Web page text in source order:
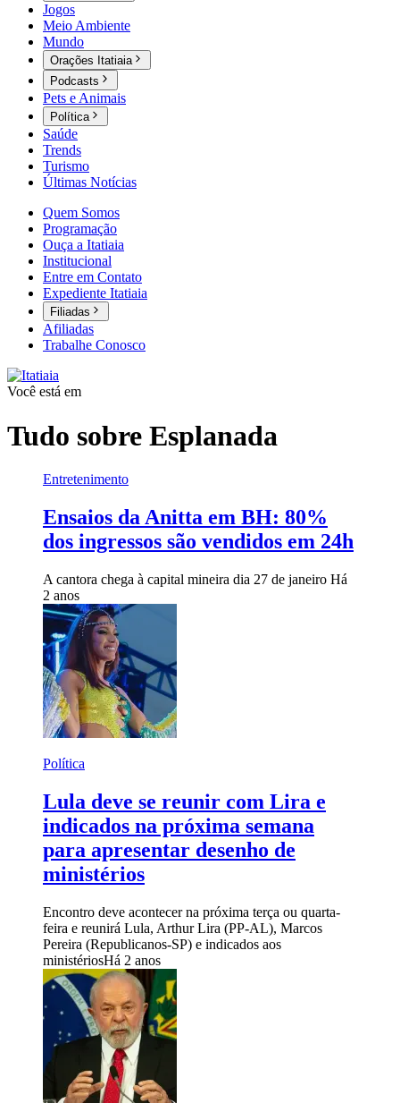
Jogos
Meio Ambiente
Mundo
Orações Itatiaia
Podcasts
Pets e Animais
Política
Saúde
Trends
Turismo
Últimas Notícias
Quem Somos
Programação
Ouça a Itatiaia
Institucional
Entre em Contato
Expediente Itatiaia
Filiadas
Afiliadas
Trabalhe Conosco
Você está em
Tudo sobre Esplanada
Entretenimento
Ensaios da Anitta em BH: 80%
dos ingressos são vendidos em 24h
A cantora chega à capital mineira dia 27 de janeiro Há
2 anos
Política
Lula deve se reunir com Lira e
indicados na próxima semana
para apresentar desenho de
ministérios
Encontro deve acontecer na próxima terça ou quarta-
feira e reunirá Lula, Arthur Lira (PP-AL), Marcos
Pereira (Republicanos-SP) e indicados aos
ministériosHá 2 anos